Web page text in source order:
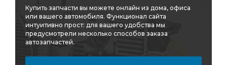
Купить запчасти вы можете онлайн из дома, офиса
или вашего автомобиля. Функционал сайта
интуитивно прост: для вашего удобства мы
предусмотрели несколько способов заказа
автозапчастей.